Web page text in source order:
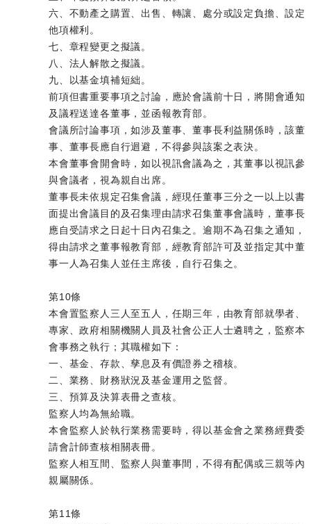
六、不動產之購置、出售、轉讓、處分或設定負擔、設定
他項權利。
七、章程變更之擬議。
八、法人解散之擬議。
九、以基金填補短絀。
前項但書重要事項之討論，應於會議前十日，將開會通知
及議程送達各董事，並函報教育部。
會議所討論事項，如涉及董事、董事長利益關係時，該董
事、董事長應自行迴避，不得參與該案之表決。
本會董事會開會時，如以視訊會議為之，其董事以視訊參
與會議者，視為親自出席。
董事長未依規定召集會議，經現任董事三分之一以上以書
面提出會議目的及召集理由請求召集董事會議時，董事長
應自受請求之日起十日內召集之。逾期不為召集之通知，
得由請求之董事報教育部，經教育部許可及並指定其中董
事一人為召集人並任主席後，自行召集之。
第10條
本會置監察人三人至五人，任期三年，由教育部就學者、
專家、政府相關機關人員及社會公正人士遴聘之，監察本
會事務之執行；其職權如下：
一、基金、存款、孳息及有價證券之稽核。
二、業務、財務狀況及基金運用之監督。
三、預算及決算表冊之查核。
監察人均為無給職。
本會監察人於執行業務需要時，得以基金會之業務經費委
請會計師查核相關表冊。
監察人相互間、監察人與董事間，不得有配偶或三親等內
親屬關係。
第11條